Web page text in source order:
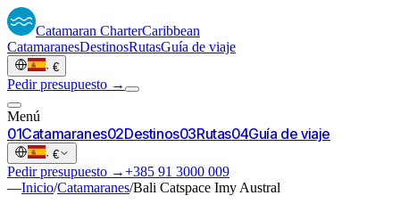
Catamaran CharterCaribbean
CatamaranesDestinosRutasGuía de viaje
· €
Pedir presupuesto →
Menú
01Catamaranes02Destinos03Rutas04Guía de viaje
· €
Pedir presupuesto →+385 91 3000 009
—Inicio/Catamaranes/Bali Catspace Imy Austral